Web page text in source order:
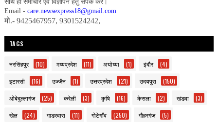
साथ ही समाचार एवं विज्ञापन हेतु संपर्क करें।
Email - care.newsexpress18@gmail.com
मो.- 9425467957, 9301524242,
TAGS
नरसिंहपुर (10) मध्यप्रदेश (11) अयोध्या (1) इंदौर (4)
इटारसी (16) उज्जैन (1) उत्तरप्रदेश (21) उदयपुरा (150)
ओबेदुल्लागंज (25) करेली (3) कृषि (16) केसला (2) खंडवा (3)
खेल (24) गाडरवारा (11) गोटेगाँव (250) गौहरगंज (5)